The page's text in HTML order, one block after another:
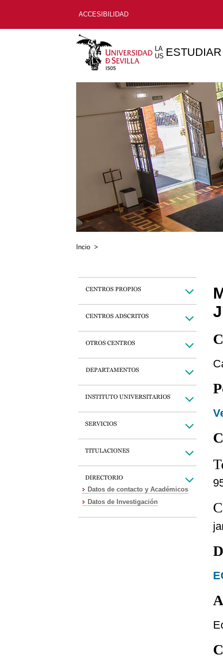
ACCESIBILIDAD
LA
US ESTUDIAR
Incio >
Datos de contacto y Académicos
Datos de Investigación